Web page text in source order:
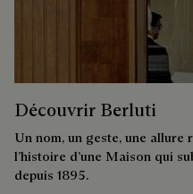
Découvrir Berluti
Un nom, un geste, une allure
l’histoire d’une Maison qui
depuis 1895.